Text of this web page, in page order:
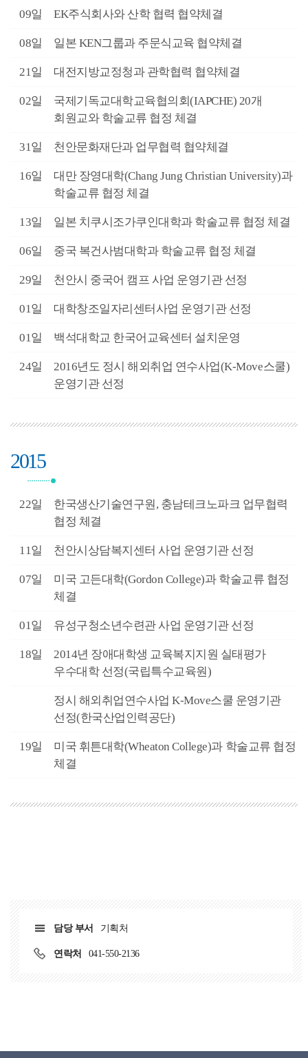
09일 EK주식회사와 산학 협력 협약체결
08일 일본 KEN그룹과 주문식교육 협약체결
21일 대전지방교정청과 관학협력 협약체결
02일
국제기독교대학교육협의회(IAPCHE) 20개
회원교와 학술교류 협정 체결
31일 천안문화재단과 업무협력 협약체결
16일
대만 장영대학(Chang Jung Christian University)과
학술교류 협정 체결
13일 일본 치쿠시조가쿠인대학과 학술교류 협정 체결
06일 중국 복건사범대학과 학술교류 협정 체결
29일 천안시 중국어 캠프 사업 운영기관 선정
01일 대학창조일자리센터사업 운영기관 선정
01일 백석대학교 한국어교육센터 설치운영
24일
2016년도 정시 해외취업 연수사업(K-Move스쿨)
운영기관 선정
2015
22일
한국생산기술연구원, 충남테크노파크 업무협력
협정 체결
11일 천안시상담복지센터 사업 운영기관 선정
07일
미국 고든대학(Gordon College)과 학술교류 협정
체결
01일 유성구청소년수련관 사업 운영기관 선정
18일
2014년 장애대학생 교육복지지원 실태평가
우수대학 선정(국립특수교육원)
정시 해외취업연수사업 K-Move스쿨 운영기관
선정(한국산업인력공단)
19일
미국 휘튼대학(Wheaton College)과 학술교류 협정
체결
담당 부서 기획처
연락처 041-550-2136